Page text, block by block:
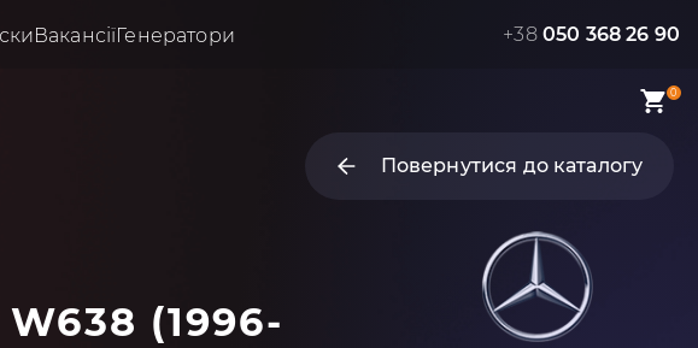
ВакансіїГенератори +38 050 368 26 90
0
Повернутися до каталогу
(1996-